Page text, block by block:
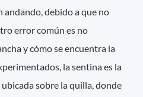
andando, debido a que no
error común es no
y cómo se encuentra la
la sentina es la
sobre la quilla, donde